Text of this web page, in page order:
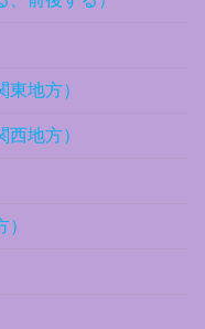
地方）
地方）